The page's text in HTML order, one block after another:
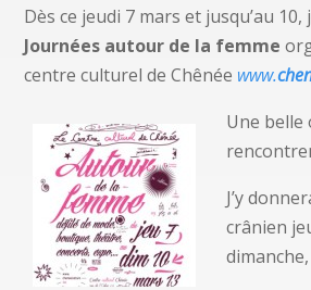
Dès ce jeudi 7 mars et jusqu’au 10,
Journées autour de la femme
centre culturel de Chênée www.
Une belle
J’y
crânien